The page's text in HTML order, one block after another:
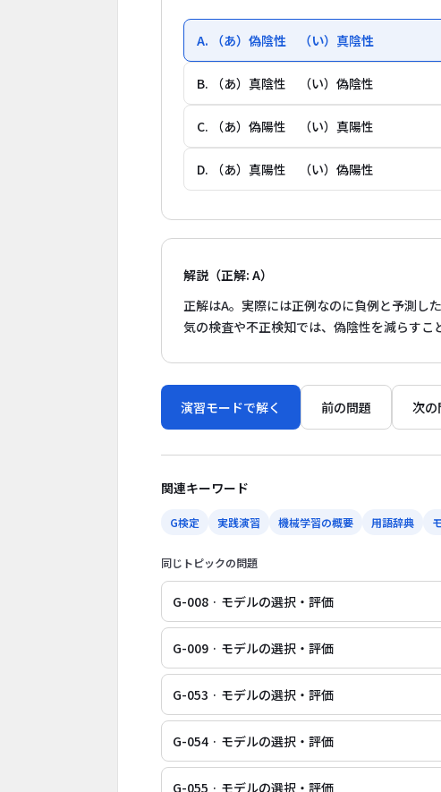
A. （あ）偽陰性 （い）真陰性
B. （あ）真陰性 （い）偽陰性
C. （あ）偽陽性 （い）真陽性
D. （あ）真陽性 （い）偽陽性
解説（正解: A）
正解はA。実際には正例なのに負例と予測し
気の検査や不正検知では、偽陰性を減らすこ
演習モードで解く 前の問題 次の
関連キーワード
G検定 実践演習 機械学習の概要 用語辞典
同じトピックの問題
G-008 · モデルの選択・評価
G-009 · モデルの選択・評価
G-053 · モデルの選択・評価
G-054 · モデルの選択・評価
G-055 · モデルの選択・評価